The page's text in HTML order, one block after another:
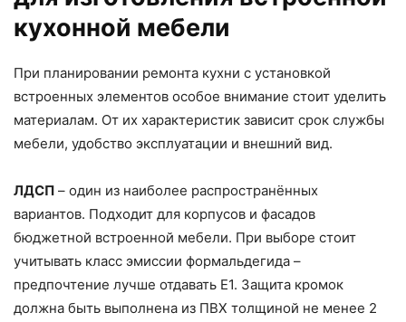
кухонной мебели
При планировании ремонта кухни с установкой
встроенных элементов особое внимание стоит уделить
материалам. От их характеристик зависит срок службы
мебели, удобство эксплуатации и внешний вид.
ЛДСП – один из наиболее распространённых
вариантов. Подходит для корпусов и фасадов
бюджетной встроенной мебели. При выборе стоит
учитывать класс эмиссии формальдегида –
предпочтение лучше отдавать E1. Защита кромок
должна быть выполнена из ПВХ толщиной не менее 2